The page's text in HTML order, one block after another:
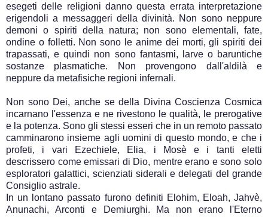
esegeti delle religioni danno questa errata interpretazione
erigendoli a messaggeri della divinità. Non sono neppure
demoni o spiriti della natura; non sono elementali, fate,
ondine o folletti. Non sono le anime dei morti, gli spiriti dei
trapassati, e quindi non sono fantasmi, larve o baruntiche
sostanze plasmatiche. Non provengono dall'aldilà e
neppure da metafisiche regioni infernali.
Non sono Dei, anche se della Divina Coscienza Cosmica
incarnano l'essenza e ne rivestono le qualità, le prerogative
e la potenza. Sono gli stessi esseri che in un remoto passato
camminarono insieme agli uomini di questo mondo, e che i
profeti, i vari Ezechiele, Elia, i Mosè e i tanti eletti
descrissero come emissari di Dio, mentre erano e sono solo
esploratori galattici, scienziati siderali e delegati del grande
Consiglio astrale.
In un lontano passato furono definiti Elohim, Eloah, Jahvè,
Anunachi, Arconti e Demiurghi. Ma non erano l'Eterno